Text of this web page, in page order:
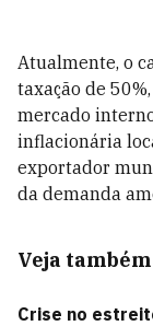
Atualmente, o
taxação de
mercado
inflacionária
exportador
da demanda
Veja também
Crise no